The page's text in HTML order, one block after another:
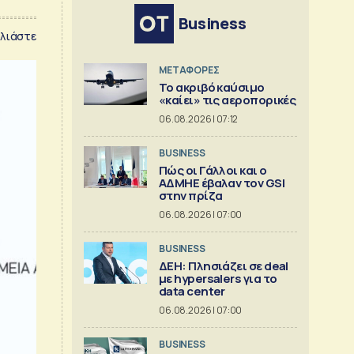
Business
ΜΕΤΑΦΟΡΕΣ
Το ακριβό καύσιμο
«καίει» τις αεροπορικές
06.08.2026 | 07:12
BUSINESS
Πώς οι Γάλλοι και ο
ΑΔΜΗΕ έβαλαν τον GSI
στην πρίζα
06.08.2026 | 07:00
BUSINESS
ΔΕΗ: Πλησιάζει σε deal
με hypersalers για το
data center
06.08.2026 | 07:00
BUSINESS